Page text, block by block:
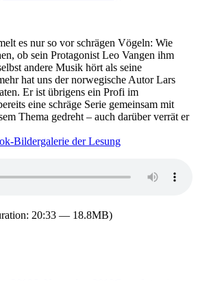
es nur so vor schrägen Vögeln: Wie
ob sein Protagonist Leo Vangen ihm
andere Musik hört als seine
hat uns der norwegische Autor Lars
Er ist übrigens ein Profi im
eine schräge Serie gemeinsam mit
Thema gedreht – auch darüber verrät er
Bildergalerie der Lesung
20:33 — 18.8MB)